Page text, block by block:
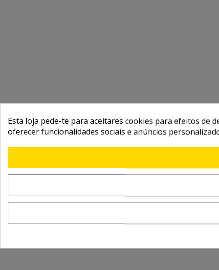
Esta loja pede-te para aceitares cookies para efeitos de
oferecer funcionalidades sociais e anúncios